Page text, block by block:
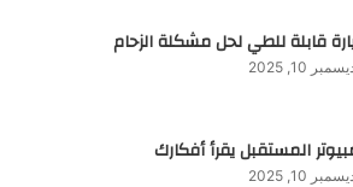
قابلة للطي لحل مشكلة الزحام
10, 2025
المستقبل يقرأ أفكارك
10, 2025